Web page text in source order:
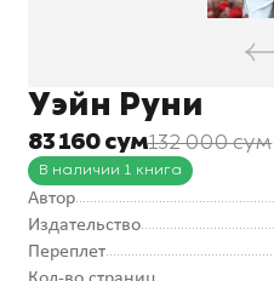
Уэйн Руни
83 160 сум132 000 сум
В наличии 1 книга
Автор
Издательство
Переплет